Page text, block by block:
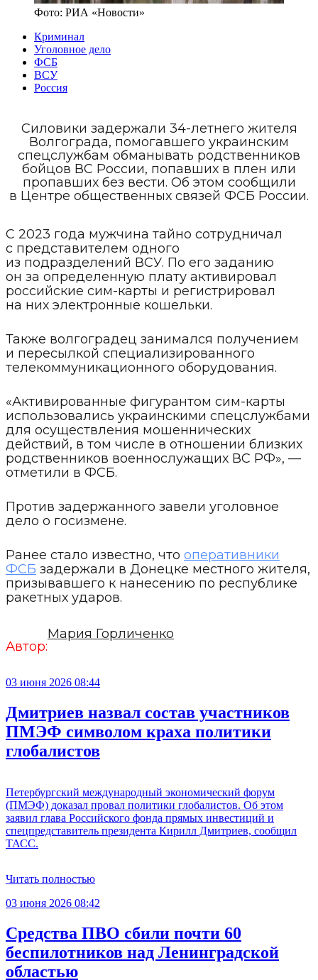
Фото: РИА «Новости»
Криминал
Уголовное дело
ФСБ
ВСУ
Россия
Силовики задержали 34-летнего жителя
Волгограда, помогавшего украинским
спецслужбам обманывать родственников
бойцов ВС России, попавших в плен или
пропавших без вести. Об этом сообщили
в Центре общественных связей ФСБ России.
С 2023 года мужчина тайно сотрудничал
с представителем одного
из подразделений ВСУ. По его заданию
он за определенную плату активировал
российские сим-карты и регистрировал
на них электронные кошельки.
Также волгоградец занимался получением
и пересылкой специализированного
телекоммуникационного оборудования.
«Активированные фигурантом сим-карты
использовались украинскими спецслужбами
для осуществления мошеннических
действий, в том числе в отношении близких
родственников военнослужащих ВС РФ», —
отметили в ФСБ.
Против задержанного завели уголовное
дело о госизмене.
Ранее стало известно, что оперативники
ФСБ задержали в Донецке местного жителя,
призывавшего к нанесению по республике
ракетных ударов.
Автор:
Мария Горличенко
03 июня 2026 08:44
Дмитриев назвал состав участников
ПМЭФ символом краха политики
глобалистов
Петербургский международный экономический форум
(ПМЭФ) доказал провал политики глобалистов. Об этом
заявил глава Российского фонда прямых инвестиций и
спецпредставитель президента Кирилл Дмитриев, сообщил
ТАСС.
Читать полностью
03 июня 2026 08:42
Средства ПВО сбили почти 60
беспилотников над Ленинградской
областью